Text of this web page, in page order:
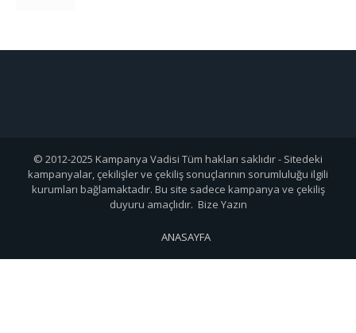
© 2012-2025 Kampanya Vadisi Tüm hakları saklıdır - Sitedeki
kampanyalar, çekilişler ve çekiliş sonuçlarının sorumluluğu ilgili
kurumları bağlamaktadır. Bu site sadece kampanya ve çekiliş
duyuru amaçlıdır. Bize Yazın
ANASAYFA